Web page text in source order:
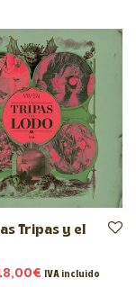
Tripas y el
€ Rango de
IVA incluido